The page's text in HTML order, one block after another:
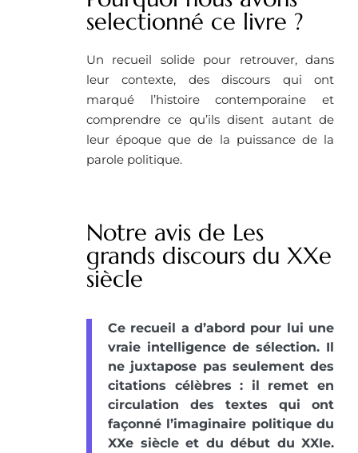
selectionné ce livre ? ​
Un recueil solide pour retrouver, dans
leur contexte, des discours qui ont
marqué l’histoire contemporaine et
comprendre ce qu’ils disent autant de
leur époque que de la puissance de la
parole politique.
Notre avis de Les
grands discours du XXe
siècle
Ce recueil a d’abord pour lui une
vraie intelligence de sélection. Il
ne juxtapose pas seulement des
citations célèbres : il remet en
circulation des textes qui ont
façonné l’imaginaire politique du
XXe siècle et du début du XXIe.